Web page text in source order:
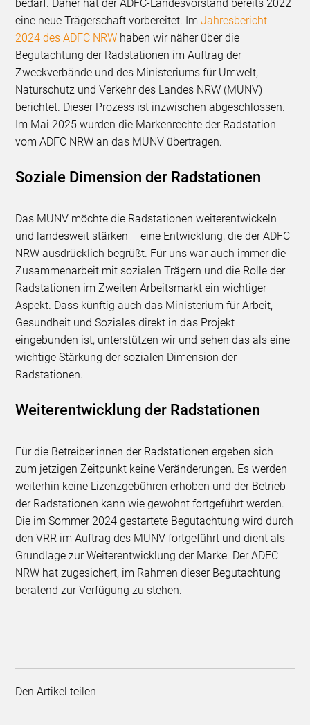
bedarf. Daher hat der ADFC-Landesvorstand bereits 2022
eine neue Trägerschaft vorbereitet. ImJahresbericht
2024 des ADFC NRW haben wir näher über die
Begutachtung der Radstationen im Auftrag der
Zweckverbände und des Ministeriums für Umwelt,
Naturschutz und Verkehr des Landes NRW (MUNV)
berichtet. Dieser Prozess ist inzwischen abgeschlossen.
Im Mai 2025 wurden die Markenrechte der Radstation
vom ADFC NRW an das MUNV übertragen.
Soziale Dimension der Radstationen
Das MUNV möchte die Radstationen weiterentwickeln
und landesweit stärken – eine Entwicklung, die der ADFC
NRW ausdrücklich begrüßt. Für uns war auch immer die
Zusammenarbeit mit sozialen Trägern und die Rolle der
Radstationen im Zweiten Arbeitsmarkt ein wichtiger
Aspekt. Dass künftig auch das Ministerium für Arbeit,
Gesundheit und Soziales direkt in das Projekt
eingebunden ist, unterstützen wir und sehen das als eine
wichtige Stärkung der sozialen Dimension der
Radstationen.
Weiterentwicklung der Radstationen
Für die Betreiber:innen der Radstationen ergeben sich
zum jetzigen Zeitpunkt keine Veränderungen. Es werden
weiterhin keine Lizenzgebühren erhoben und der Betrieb
der Radstationen kann wie gewohnt fortgeführt werden.
Die im Sommer 2024 gestartete Begutachtung wird durch
den VRR im Auftrag des MUNV fortgeführt und dient als
Grundlage zur Weiterentwicklung der Marke. Der ADFC
NRW hat zugesichert, im Rahmen dieser Begutachtung
beratend zur Verfügung zu stehen.
Den Artikel teilen